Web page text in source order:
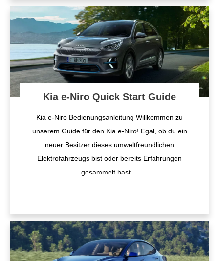
Kia e-Niro Quick Start Guide
Kia e-Niro Bedienungsanleitung Willkommen zu
unserem Guide für den Kia e-Niro! Egal, ob du ein
neuer Besitzer dieses umweltfreundlichen
Elektrofahrzeugs bist oder bereits Erfahrungen
gesammelt hast